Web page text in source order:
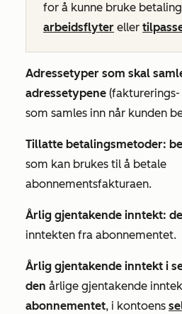
for å kunne bruke
arbeidsflyter eller
Adressetyper som skal
adressetypene (fakturerings-
som samles inn når kunden
Tillatte betalingsmetoder:
som kan brukes til å betale
abonnementsfakturaen.
Årlig gjentakende inntekt:
inntekten fra abonnementet.
Årlig gjentakende inntekt i
den årlige gjentakende
abonnementet, i kontoens